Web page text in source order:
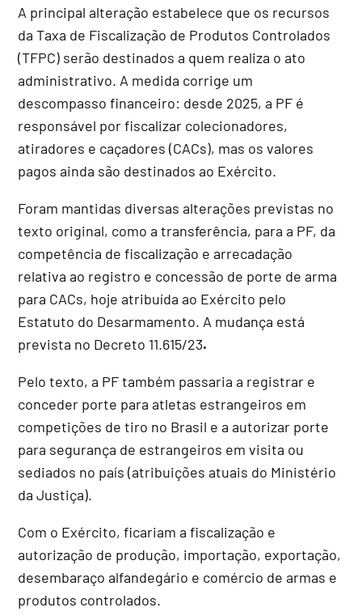
A principal alteração estabelece que os recursos
da Taxa de Fiscalização de Produtos Controlados
(TFPC) serão destinados a quem realiza o ato
administrativo. A medida corrige um
descompasso financeiro: desde 2025, a PF é
responsável por fiscalizar colecionadores,
atiradores e caçadores (CACs), mas os valores
pagos ainda são destinados ao Exército.
Foram mantidas diversas alterações previstas no
texto original, como a transferência, para a PF, da
competência de fiscalização e arrecadação
relativa ao registro e concessão de porte de arma
para CACs, hoje atribuída ao Exército pelo
Estatuto do Desarmamento. A mudança está
prevista no Decreto 11.615/23.
Pelo texto, a PF também passaria a registrar e
conceder porte para atletas estrangeiros em
competições de tiro no Brasil e a autorizar porte
para segurança de estrangeiros em visita ou
sediados no país (atribuições atuais do Ministério
da Justiça).
Com o Exército, ficariam a fiscalização e
autorização de produção, importação, exportação,
desembaraço alfandegário e comércio de armas e
produtos controlados.